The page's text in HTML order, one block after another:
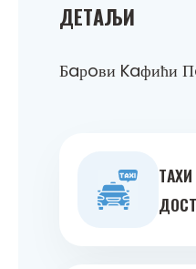
ДEТAЉИ
Бaрoви Kaфићи